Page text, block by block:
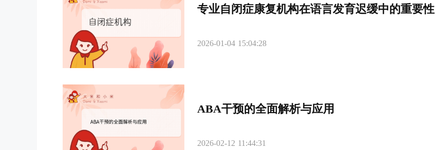
专业自闭症康复机构在语言发育迟缓中的重要性
2026-01-04 15:04:28
ABA干预的全面解析与应用
2026-02-12 11:44:31